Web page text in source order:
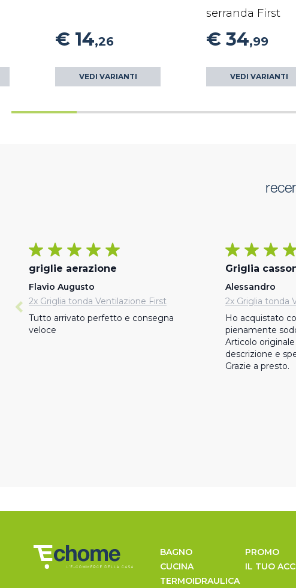
€ 14,26
VEDI VARIANTI
serranda First
€ 34,99
VEDI VARIANTI
griglie aerazione
Flavio Augusto
2x Griglia tonda Ventilazione First
Tutto arrivato perfetto e consegna
veloce
Griglia
Alessandro
2x Griglia tonda
Ho acquistato
pienamente
Articolo
descrizione e
Grazie a presto.
BAGNO
CUCINA
TERMOIDRAULICA
PROMO
IL TUO